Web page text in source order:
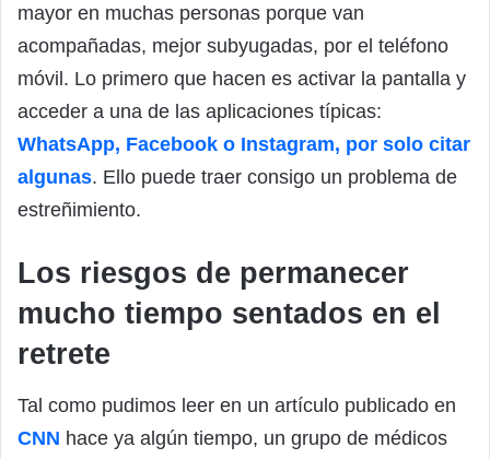
mayor en muchas personas porque van
acompañadas, mejor subyugadas, por el teléfono
móvil. Lo primero que hacen es activar la pantalla y
acceder a una de las aplicaciones típicas:
WhatsApp, Facebook o Instagram, por solo citar
algunas. Ello puede traer consigo un problema de
estreñimiento.
Los riesgos de permanecer
mucho tiempo sentados en el
retrete
Tal como pudimos leer en un artículo publicado en
CNN hace ya algún tiempo, un grupo de médicos